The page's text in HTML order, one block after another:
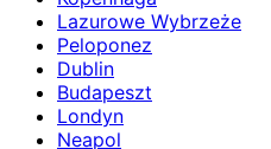
Lazurowe Wybrzeże
Peloponez
Dublin
Budapeszt
Londyn
Neapol